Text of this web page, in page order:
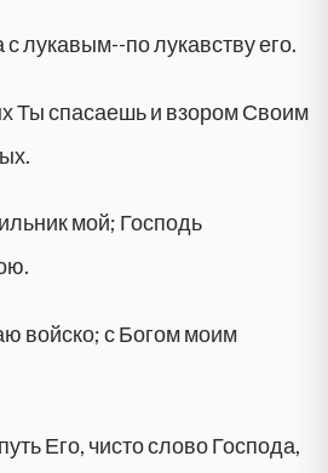
с лукавым--по лукавству его.
Ты спасаешь и взором Своим
мой; Господь
войско; с Богом моим
Его, чисто слово Господа,